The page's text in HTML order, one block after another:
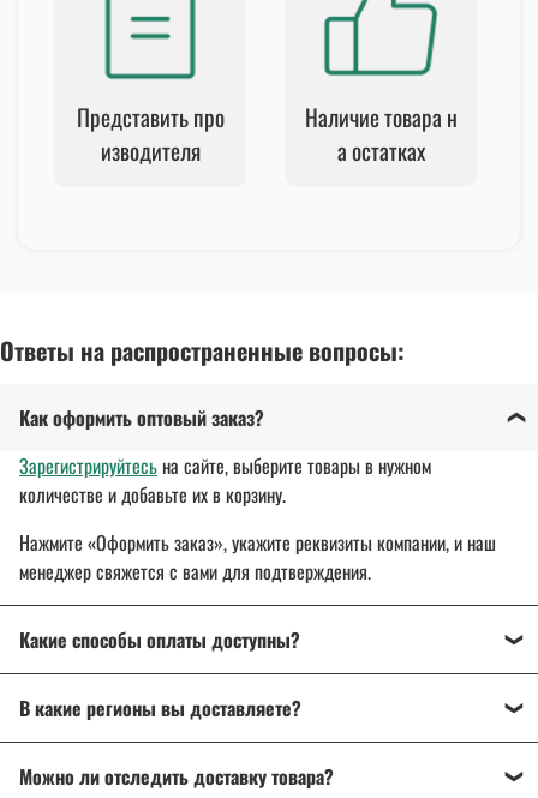
Представить про
изводителя
Наличие товара н
а остатках
Ответы на распространенные вопросы:
Как оформить оптовый заказ?
Зарегистрируйтесьна сайте, выберите товары в нужном
количестве и добавьте их в корзину.
Нажмите «Оформить заказ», укажите реквизиты компании, и наш
менеджер свяжется с вами для подтверждения.
Какие способы оплаты доступны?
расчетный счет организации.
Для государственных и муниципальных заказчиков
возможна поставка товара с отсрочкой платежа до 30 дней.
В какие регионы вы доставляете?
России : от Калининграда до Владивостока.
Можно ли отследить доставку товара?